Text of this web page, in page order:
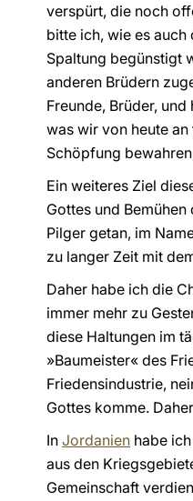
verspürt, die noch
bitte ich, wie es
Spaltung begünstigt
anderen Brüdern
Freunde, Brüder,
was wir von heute
Schöpfung
Ein weiteres Ziel
Gottes und
Pilger getan, im
zu langer Zeit mit
Daher habe ich die
immer mehr zu
diese Haltungen im
»Baumeister« des
Friedensindustrie,
Gottes komme.
In Jordanien habe
aus den
Gemeinschaft